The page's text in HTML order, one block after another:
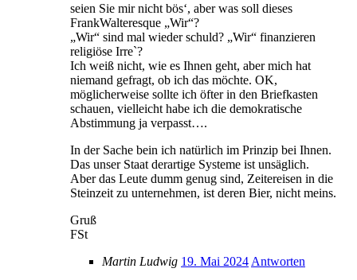
seien Sie mir nicht bös‘, aber was soll dieses
FrankWalteresque „Wir“?
„Wir“ sind mal wieder schuld? „Wir“ finanzieren
religiöse Irre`?
Ich weiß nicht, wie es Ihnen geht, aber mich hat
niemand gefragt, ob ich das möchte. OK,
möglicherweise sollte ich öfter in den Briefkasten
schauen, vielleicht habe ich die demokratische
Abstimmung ja verpasst….
In der Sache bein ich natürlich im Prinzip bei Ihnen.
Das unser Staat derartige Systeme ist unsäglich.
Aber das Leute dumm genug sind, Zeitereisen in die
Steinzeit zu unternehmen, ist deren Bier, nicht meins.
Gruß
FSt
Martin Ludwig 19. Mai 2024 Antworten